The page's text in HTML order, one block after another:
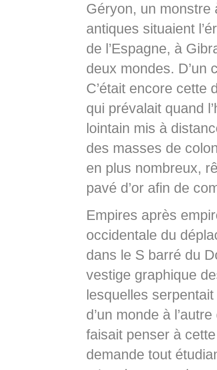
Géryon, un monstre
antiques situaient
de l’Espagne, à
deux mondes. D’un
C’était encore cette
qui prévalait quand
lointain mis à
des masses de
en plus nombreux,
pavé d’or afin de
Empires après
occidentale du
dans le S barré du
vestige graphique
lesquelles
d’un monde à
faisait penser à
demande tout